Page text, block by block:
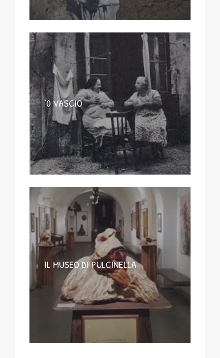
‘0 VASCIO
IL MUSEO DI PULCINELLA